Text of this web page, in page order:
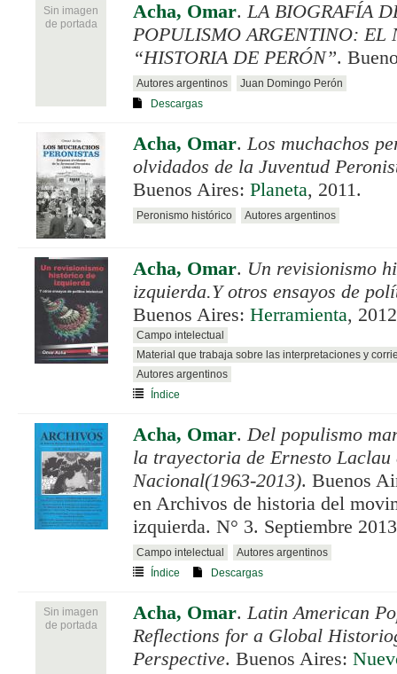
Sin imagen
de portada
Acha, Omar.LA BIOGRAFÍA
POPULISMO ARGENTINO: EL
“HISTORIA DE PERÓN”.
Autores argentinos
Juan Domingo Perón
Descargas
Acha, Omar.Los muchachos
olvidados de la Juventud
Buenos Aires: Planeta, 2011.
Peronismo histórico Autores argentinos
Acha, Omar. Un revisionismo
izquierda.Y otros ensayos de
Buenos Aires: Herramienta,
Campo intelectual
Material que trabaja sobre las interpretaciones y
Autores argentinos
Índice
Acha, Omar.Del populismo
la trayectoria de Ernesto Laclau
Nacional(1963-2013). Buenos
en Archivos de historia del
izquierda. N° 3. Septiembre
Campo intelectual
Autores argentinos
Índice
Descargas
Sin imagen
de portada
Acha, Omar.Latin American
Reflections for a Global
Perspective. Buenos Aires: